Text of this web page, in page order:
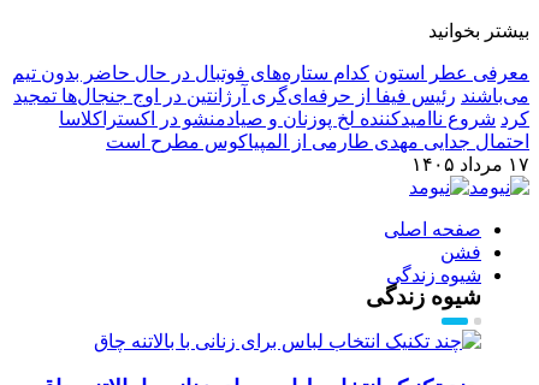
بیشتر بخوانید
معرفی عطر استون کدام ستاره‌های فوتبال در حال حاضر بدون تیم
می‌باشند رئیس فیفا از حرفه‌ای‌گری آرژانتین در اوج جنجال‌ها تمجید
کرد شروع ناامیدکننده لخ پوزنان و صیادمنشو در اکستراکلاسا
احتمال جدایی مهدی طارمی از المپیاکوس مطرح است
۱۷ مرداد ۱۴۰۵
صفحه اصلی
فشن
شیوه زندگی
شیوه زندگی